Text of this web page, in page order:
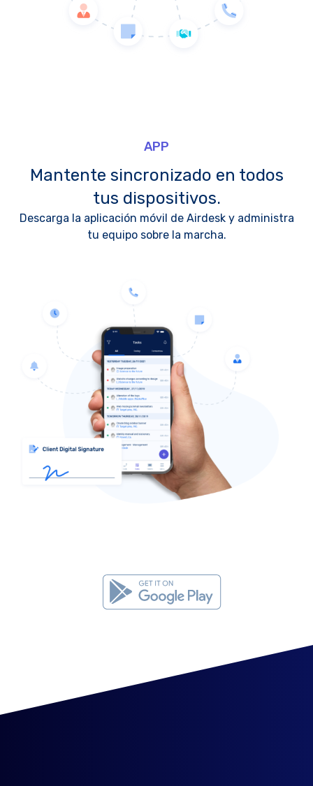
APP
Mantente sincronizado en todos
tus dispositivos.
Descarga la aplicación móvil de Airdesk y administra
tu equipo sobre la marcha.